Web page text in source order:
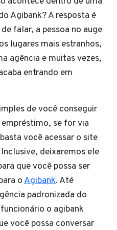
Agibank? A resposta é
falar, a pessoa no auge
lugares mais estranhos,
agência e muitas vezes,
entrando em
de você conseguir
se for via
você acessar o site
deixaremos ele
que você possa ser
oAgibank. Até
padronizada do
o agibank
você possa conversar